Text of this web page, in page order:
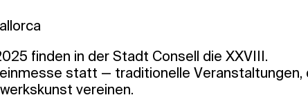
finden in der Stadt Consell die XXVIII.
statt — traditionelle Veranstaltungen,
vereinen.